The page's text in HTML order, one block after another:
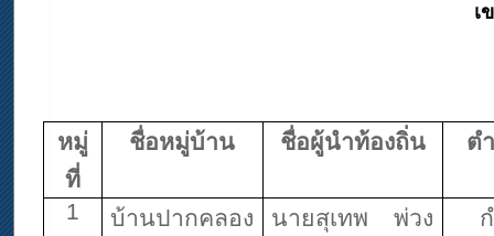
เ
หมู่
ที่
ชื่อหมู่บ้าน ชื่อผู้นำท้องถิ่น ต
1
บ้านปากคลอง
นายสุเทพ พ่วง